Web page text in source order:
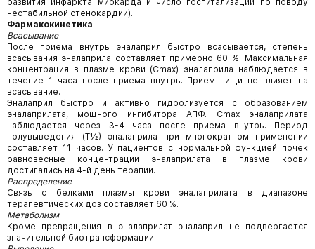
нестабильной стенокардии).
Фармакокинетика
Всасывание
После приема внутрь эналаприл быстро всасывается, степень
всасывания эналаприла составляет примерно 60 %. Максимальная
концентрация в плазме крови (Cmax) эналаприла наблюдается в
течение 1 часа после приема внутрь. Прием пищи не влияет на
всасывание.
Эналаприл быстро и активно гидролизуется с образованием
эналаприлата, мощного ингибитора АПФ. Cmax эналаприлата
наблюдается через 3-4 часа после приема внутрь. Период
полувыведения (Т½) эналаприла при многократном применении
составляет 11 часов. У пациентов с нормальной функцией почек
равновесные концентрации эналаприлата в плазме крови
достигались на 4-й день терапии.
Распределение
Связь с белками плазмы крови эналаприлата в диапазоне
терапевтических доз составляет 60 %.
Метаболизм
Кроме превращения в эналаприлат эналаприл не подвергается
значительной биотрансформации.